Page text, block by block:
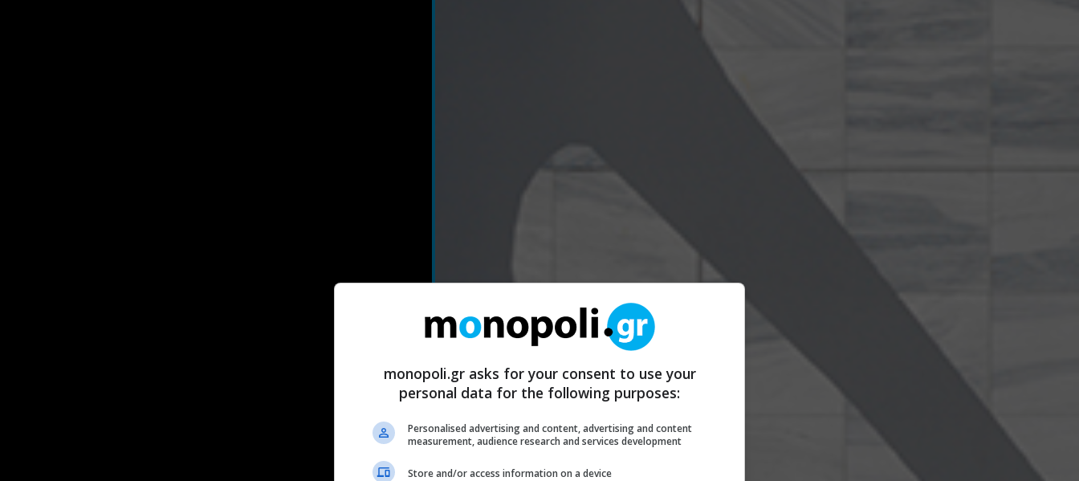
monopoli.gr asks for your consent to use your
personal data for the following purposes:
Personalised advertising and content, advertising and content
measurement, audience research and services development
Store and/or access information on a device